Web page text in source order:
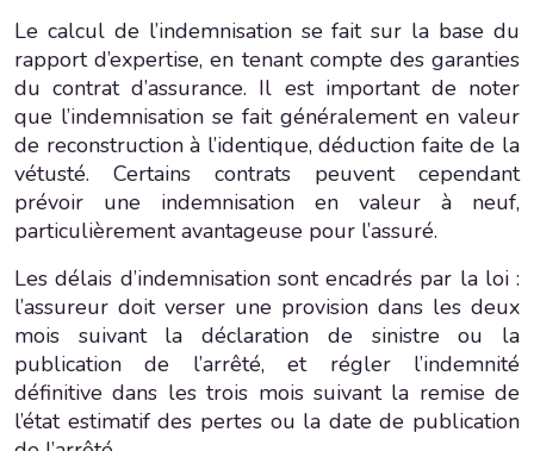
Le calcul de l’indemnisation se fait sur la base du
rapport d’expertise, en tenant compte des garanties
du contrat d’assurance. Il est important de noter
que l’indemnisation se fait généralement en valeur
de reconstruction à l’identique, déduction faite de la
vétusté. Certains contrats peuvent cependant
prévoir une indemnisation en valeur à neuf,
particulièrement avantageuse pour l’assuré.
Les délais d’indemnisation sont encadrés par la loi :
l’assureur doit verser une provision dans les deux
mois suivant la déclaration de sinistre ou la
publication de l’arrêté, et régler l’indemnité
définitive dans les trois mois suivant la remise de
l’état estimatif des pertes ou la date de publication